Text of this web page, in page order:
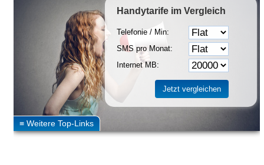
Handytarife im Vergleich
Telefonie / Min:
SMS pro Monat:
Internet MB: